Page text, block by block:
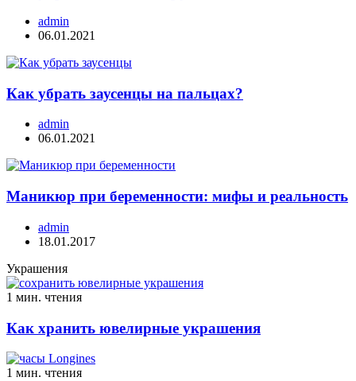
admin
06.01.2021
Как убрать заусенцы на пальцах?
admin
06.01.2021
Маникюр при беременности: мифы и реальность
admin
18.01.2017
Украшения
1 мин. чтения
Как хранить ювелирные украшения
1 мин. чтения